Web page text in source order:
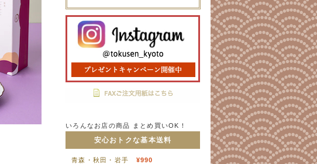
いろんなお店の商品 まとめ買いOK！
安心おトクな基本送料
青森・秋田・岩手 ¥990